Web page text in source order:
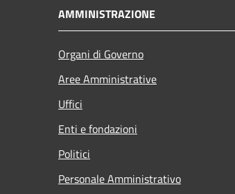
AMMINISTRAZIONE
Organi di Governo
Aree Amministrative
Uffici
Enti e fondazioni
Politici
Personale Amministrativo